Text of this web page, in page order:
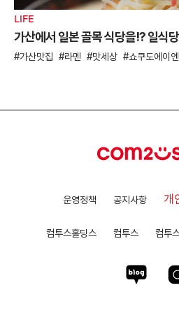
LIFE
가산에서 일본 골목 식당을!? 일식
가산맛집 라멘 맛세상 쇼쿠도에이엔
운영정책 공지사항 개
컴투스홀딩스 컴투스 컴투